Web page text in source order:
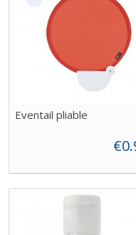
Eventail pliable